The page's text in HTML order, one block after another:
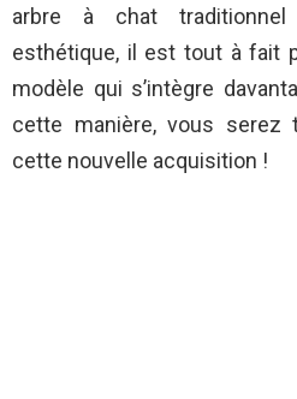
arbre à chat
esthétique, il est tout à fait
modèle qui s’intègre
cette manière, vous
cette nouvelle acquisition !